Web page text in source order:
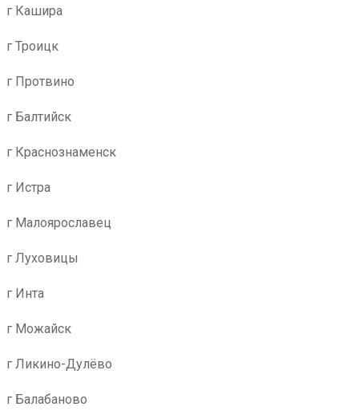
г Кашира
г Троицк
г Протвино
г Балтийск
г Краснознаменск
г Истра
г Малоярославец
г Луховицы
г Инта
г Можайск
г Ликино-Дулёво
г Балабаново